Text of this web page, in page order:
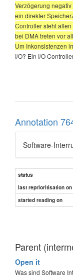
Verzögerung
ein direkter
Controller steht
bei DMA treten vor
Um Inkonsistenzen
I/O? Ein I/O
Annotation
Software-
status
last reprioritisation on
started reading on
Parent
Open it
Was sind Software